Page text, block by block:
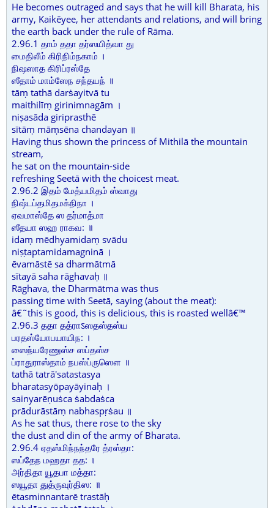
He becomes outraged and says that he will kill Bharata, his
army, Kaikēyee, her attendants and relations, and will bring
the earth back under the rule of Rāma.
2.96.1 தாம் ததா தர்ஸயித்வா து
மைதிலீம் கிரிநிம்நகாம் ।
நிஷஸாத கிரிப்ரஸ்தே
ஸீதாம் மாம்ஸேந சந்தயந் ॥
tāṃ tathā darṡayitvā tu
maithilīṃ girinimnagām ।
niṣasāda giriprasthē
sītāṃ māṃsēna chandayan ॥
Having thus shown the princess of Mithilā the mountain
stream,
he sat on the mountain-side
refreshing Seetā with the choicest meat.
2.96.2 இதம் மேத்யமிதம் ஸ்வாது
நிஷ்டப்தமிதமக்நிநா ।
ஏவமாஸ்தே ஸ தர்மாத்மா
ஸீதயா ஸஹ ராகவ: ॥
idaṃ mēdhyamidaṃ svādu
niṣṭaptamidamagninā ।
ēvamāstē sa dharmātmā
sītayā saha rāghavaḥ ॥
Rāghava, the Dharmātma was thus
passing time with Seetā, saying (about the meat):
â€˜this is good, this is delicious, this is roasted wellâ€™
2.96.3 ததா தத்ராऽஸதஸ்தஸ்ய
பரதஸ்யோபயாயிந: ।
ஸைந்யரேணுஸ்ச ஸப்தஸ்ச
ப்ராதுராஸ்தாம் நபஸ்ப்ருஸௌ ॥
tathā tatrā'satastasya
bharatasyōpayāyinaḥ ।
sainyarēṇuṡca ṡabdaṡca
prādurāstāṃ nabhaspṛṡau ॥
As he sat thus, there rose to the sky
the dust and din of the army of Bharata.
2.96.4 ஏதஸ்மிந்நந்தரே த்ரஸ்தா:
ஸப்தேந மஹதா தத: ।
அர்திதா யூதபா மத்தா:
ஸயூதா துத்ருவுர்திஸ: ॥
ētasminnantarē trastāḥ